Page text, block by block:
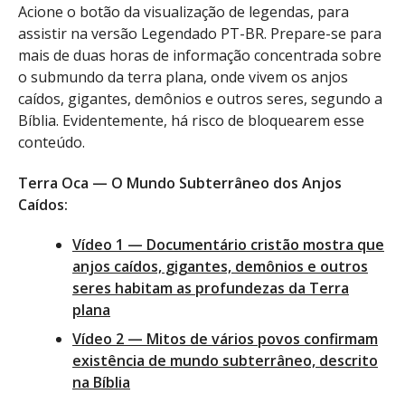
Acione o botão da visualização de legendas, para
assistir na versão Legendado PT-BR. Prepare-se para
mais de duas horas de informação concentrada sobre
o submundo da terra plana, onde vivem os anjos
caídos, gigantes, demônios e outros seres, segundo a
Bíblia. Evidentemente, há risco de bloquearem esse
conteúdo.
Terra Oca — O Mundo Subterrâneo dos Anjos
Caídos:
Vídeo 1 — Documentário cristão mostra que
anjos caídos, gigantes, demônios e outros
seres habitam as profundezas da Terra
plana
Vídeo 2 — Mitos de vários povos confirmam
existência de mundo subterrâneo, descrito
na Bíblia